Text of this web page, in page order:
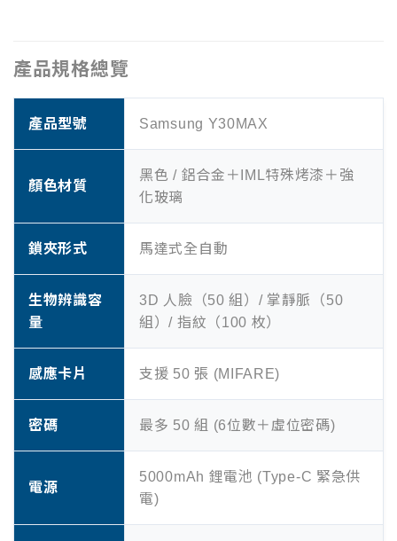
產品規格總覽
產品型號 Samsung Y30MAX
顏色材質
黑色 / 鋁合金＋IML特殊烤漆＋強
化玻璃
鎖夾形式 馬達式全自動
生物辨識容
量
3D 人臉（50 組）/ 掌靜脈（50
組）/ 指紋（100 枚）
感應卡片 支援 50 張 (MIFARE)
密碼 最多 50 組 (6位數＋虛位密碼)
電源
5000mAh 鋰電池 (Type-C 緊急供
電)